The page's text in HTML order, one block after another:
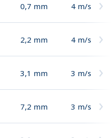
0,7 mm 4 m/s
2,2 mm 4 m/s
3,1 mm 3 m/s
7,2 mm 3 m/s